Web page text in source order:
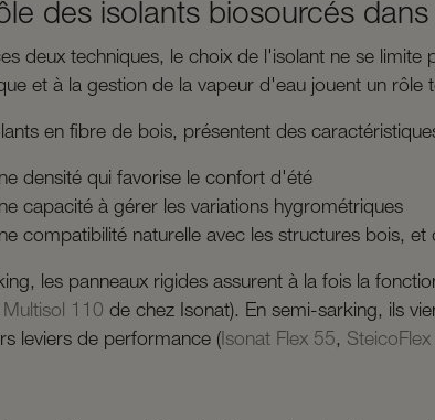
des isolants biosourcés
deux techniques, le choix de l'isolant ne se
et à la gestion de la vapeur d'eau jouent un rôle
en fibre de bois, présentent des
densité qui favorise le confort d'été
capacité à gérer les variations hygrométriques
compatibilité naturelle avec les structures bois,
les panneaux rigides assurent à la fois la
Multisol 110 de chez Isonat). En semi-sarking, ils
leviers de performance (Isonat Flex 55,